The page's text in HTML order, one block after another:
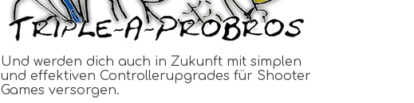
Und werden dich auch in Zukunft mit simplen
und effektiven Controllerupgrades für Shooter
Games versorgen.